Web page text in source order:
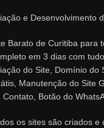
e Desenvolvimento
Barato de Curitiba para
em 3 dias com
do Site, Domínio do
Manutenção do Site
Contato, Botão do
os sites são criados